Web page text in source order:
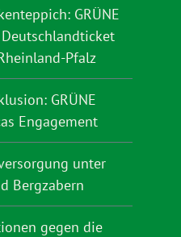
GRÜNE
Pfalz
GRÜNE
Engagement
unter
Bergzabern
gegen die